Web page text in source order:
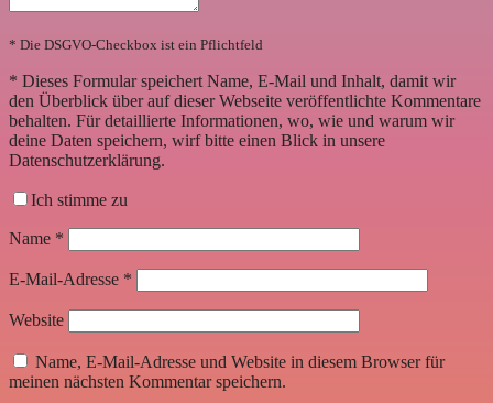
* Die DSGVO-Checkbox ist ein Pflichtfeld
* Dieses Formular speichert Name, E-Mail und Inhalt, damit wir
den Überblick über auf dieser Webseite veröffentlichte Kommentare
behalten. Für detaillierte Informationen, wo, wie und warum wir
deine Daten speichern, wirf bitte einen Blick in unsere
Datenschutzerklärung.
Ich stimme zu
Name *
E-Mail-Adresse *
Website
Name, E-Mail-Adresse und Website in diesem Browser für
meinen nächsten Kommentar speichern.